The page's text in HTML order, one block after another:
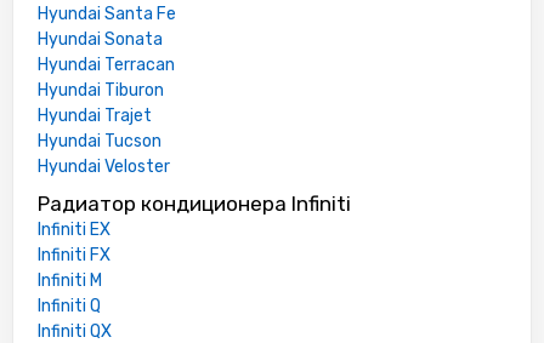
Hyundai Santa Fe
Hyundai Sonata
Hyundai Terracan
Hyundai Tiburon
Hyundai Trajet
Hyundai Tucson
Hyundai Veloster
Радиатор кондиционера Infiniti
Infiniti EX
Infiniti FX
Infiniti M
Infiniti Q
Infiniti QX